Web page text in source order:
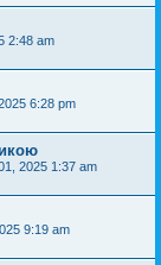
2:48 am
6:28 pm
2025 1:37 am
9:19 am